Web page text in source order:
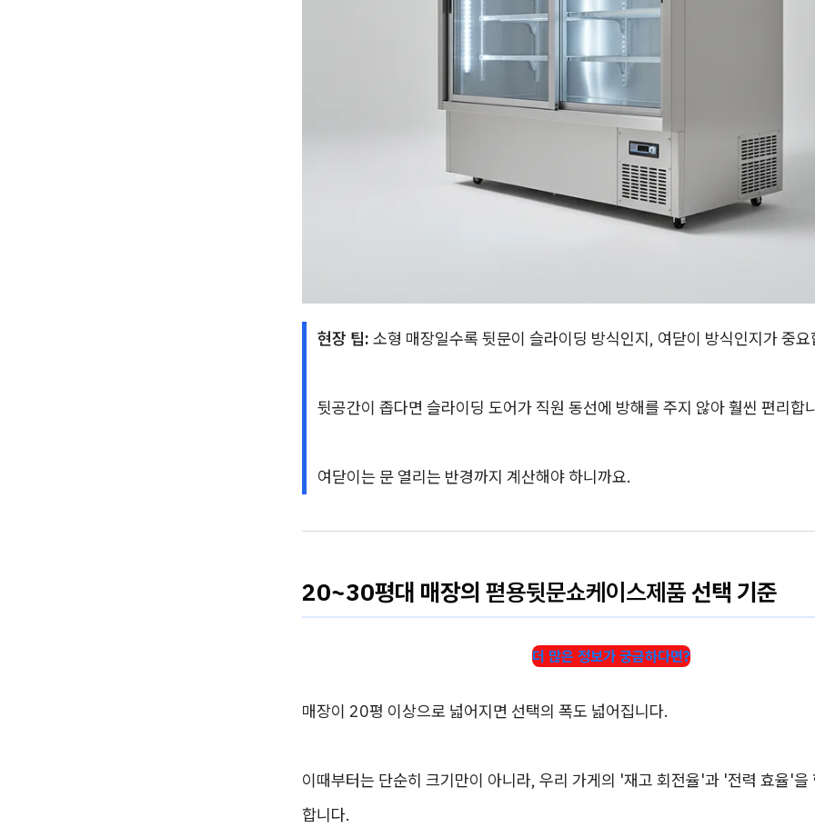
현장 팁: 소형 매장일수록 뒷문이 슬라이딩 방식인지, 여닫이 방식인지가 중요
뒷공간이 좁다면 슬라이딩 도어가 직원 동선에 방해를 주지 않아 훨씬 편리합
여닫이는 문 열리는 반경까지 계산해야 하니까요.
20~30평대 매장의 펻용뒷문쇼케이스제품선택 기준
더 많은 정보가 궁금하다면?
매장이 20평 이상으로 넓어지면 선택의 폭도 넓어집니다.
이때부터는 단순히 크기만이 아니라, 우리 가게의 '재고 회전율'과 '전력 효율'을
합니다.